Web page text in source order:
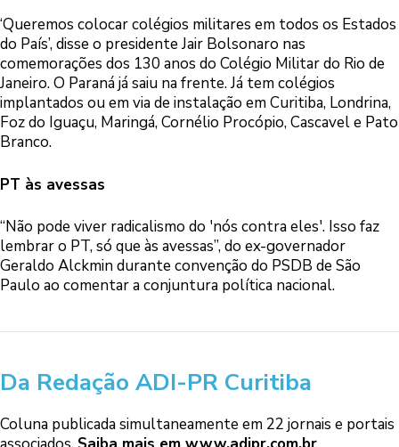
‘Queremos colocar colégios militares em todos os Estados
do País’, disse o presidente Jair Bolsonaro nas
comemorações dos 130 anos do Colégio Militar do Rio de
Janeiro. O Paraná já saiu na frente. Já tem colégios
implantados ou em via de instalação em Curitiba, Londrina,
Foz do Iguaçu, Maringá, Cornélio Procópio, Cascavel e Pato
Branco.
PT às avessas
“Não pode viver radicalismo do 'nós contra eles'. Isso faz
lembrar o PT, só que às avessas”, do ex-governador
Geraldo Alckmin durante convenção do PSDB de São
Paulo ao comentar a conjuntura política nacional.
Da Redação ADI-PR Curitiba
Coluna publicada simultaneamente em 22 jornais e portais